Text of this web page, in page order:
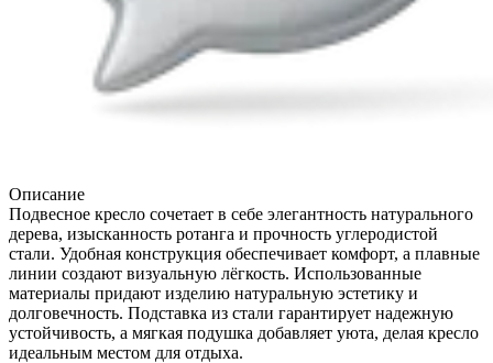
Описание
Подвесное кресло сочетает в себе элегантность натурального
дерева, изысканность ротанга и прочность углеродистой
стали. Удобная конструкция обеспечивает комфорт, а плавные
линии создают визуальную лёгкость. Использованные
материалы придают изделию натуральную эстетику и
долговечность. Подставка из стали гарантирует надежную
устойчивость, а мягкая подушка добавляет уюта, делая кресло
идеальным местом для отдыха.